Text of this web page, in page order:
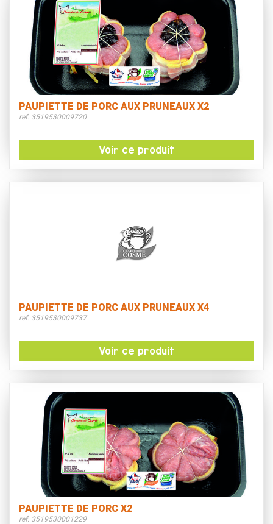
PAUPIETTE DE PORC AUX PRUNEAUX X2
ref. 3519530009720
Voir ce produit
PAUPIETTE DE PORC AUX PRUNEAUX X4
ref. 3519530009737
Voir ce produit
PAUPIETTE DE PORC X2
ref. 3519530001229